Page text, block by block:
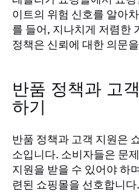
이트의 위험 신호를 알아
를 들어, 지나치게 저렴한
정책은 신뢰에 대한 의문
반품 정책과 고
하기
반품 정책과 고객 지원은
소입니다. 소비자들은 문
지원을 받을 수 있어야 하
련된 쇼핑몰을 선호합니다.